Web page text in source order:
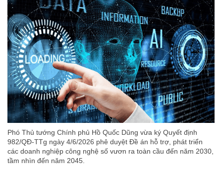
Phó Thủ tướng Chính phủ Hồ Quốc Dũng vừa ký Quyết định
982/QĐ-TTg ngày 4/6/2026 phê duyệt Đề án hỗ trợ, phát triển
các doanh nghiệp công nghệ số vươn ra toàn cầu đến năm 2030,
tầm nhìn đến năm 2045.